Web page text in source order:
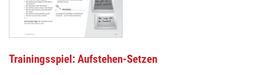
Trainingsspiel: Aufstehen-Setzen